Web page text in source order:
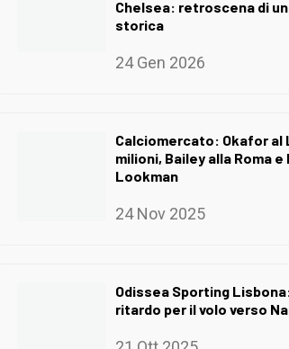
Chelsea: retroscena di
storica
24 Gen 2026
Calciomercato: Okafor al
milioni, Bailey alla Roma
Lookman
24 Nov 2025
Odissea Sporting
ritardo per il volo verso